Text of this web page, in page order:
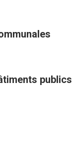
publics